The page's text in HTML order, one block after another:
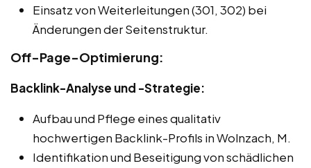
Einsatz von Weiterleitungen (301, 302) bei
Änderungen der Seitenstruktur.
Off-Page-Optimierung:
Backlink-Analyse und -Strategie:
Aufbau und Pflege eines qualitativ
hochwertigen Backlink-Profils in Wolnzach, M.
Identifikation und Beseitigung von schädlichen